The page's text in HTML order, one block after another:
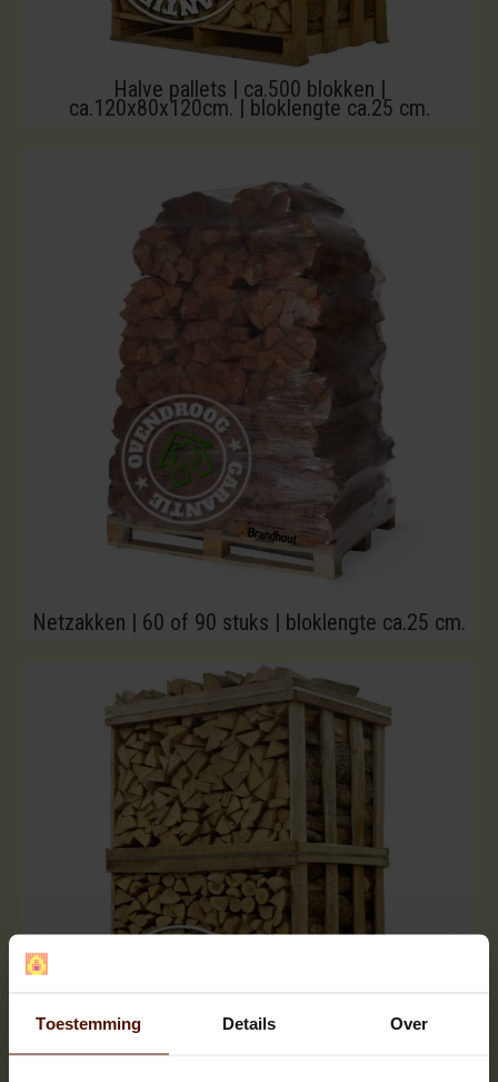
Toestemming Details Over
Halve pallets | ca.500 blokken |
ca.120x80x120cm. | bloklengte ca.25 cm.
Netzakken | 60 of 90 stuks | bloklengte ca.25 cm.